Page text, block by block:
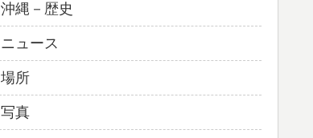
沖縄－歴史
ニュース
場所
写真